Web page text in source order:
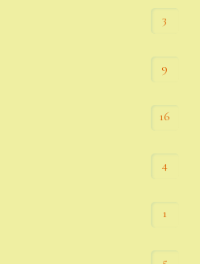
3
9
16
4
1